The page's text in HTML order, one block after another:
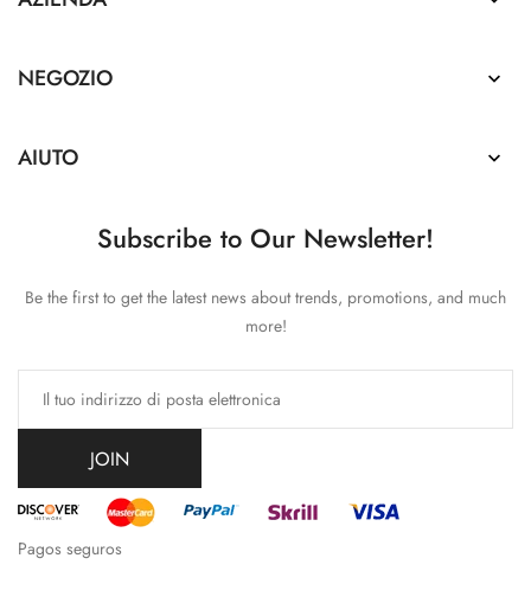
NEGOZIO 
AIUTO 
Subscribe to Our Newsletter!
Be the first to get the latest news about trends, promotions, and much
more!
JOIN
Pagos seguros